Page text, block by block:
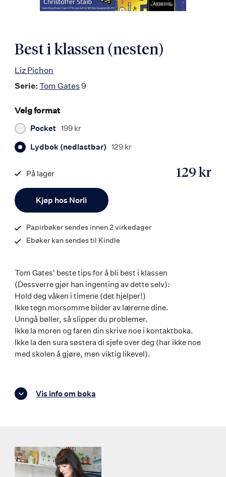
Best i klassen (nesten)
Liz Pichon
Serie: Tom Gates9
Velg format
Pocket 199 kr
Lydbok (nedlastbar) 129 kr
Kjøp hos Norli
129 kr
På lager
9788203377358
Papirbøker sendes innen 2 virkedager
Ebøker kan sendes til Kindle
Tom Gates' beste tips for å bli best i klassen
(Dessverre gjør han ingenting av dette selv):
Hold deg våken i timene (det hjelper!)
Ikke tegn morsomme bilder av lærerne dine.
Unngå bøller, så slipper du problemer.
Ikke la moren og faren din skrive noe i kontaktboka.
Ikke la den sura søstera di sjefe over deg (har ikke noe
med skolen å gjøre, men viktig likevel).
Vis info om boka